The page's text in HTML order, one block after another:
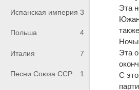
Испанская империя 3
Польша 4
Италия 7
Песни Союза ССР 1
Эта
Эта
С